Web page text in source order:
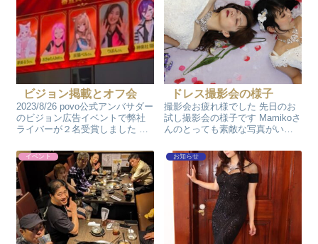
ビジョン掲載とオフ会
2023/8/26 povo公式アンバサダー
のビジョン広告イベントで弊社
ライバーが２名受賞しました こ
催してきました。 まずは渋谷、
秋葉原の全四箇所のビジョンを
リスナーさんと一緒に観にいっ
てきました。 その後みん...
ドレス撮影会の様子
撮影会お疲れ様でした 先日のお
試し撮影会の様子です Mamikoさ
んのとっても素敵な写真がいっ
ていただきました 今回で時間配
分がわかったので次回はもう少
しうまくできるはず！ 又次回ア
ートな写真も挑戦したい 地方...
イベント お知らせ